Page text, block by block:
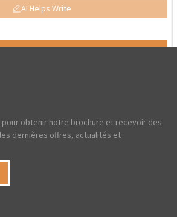
AI Helps Write
pour obtenir notre brochure et recevoir des
dernières offres, actualités et